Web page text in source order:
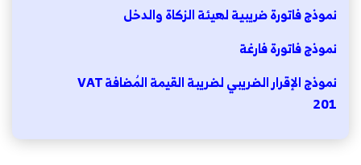
نموذج فاتورة ضريبية لهيئة الزكاة والدخل
نموذج فاتورة فارغة
نموذج الإقرار الضريبي لضريبة القيمة المُضافة VAT
201